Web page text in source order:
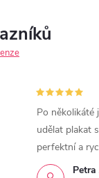
Petra
Po několikáté
udělat plakat
perfektní a